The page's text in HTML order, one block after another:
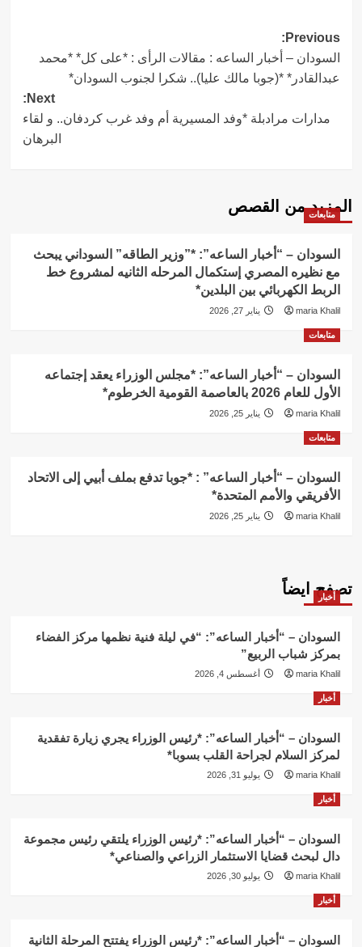
Post
navigation
Previous:
السودان – أخبار الساعه : مقالات الرأى : *على كل* *محمد
عبدالقادر* *(جوبا مالك عليا).. شكرا لجنوب السودان*
Next:
مدارات مرادبلة *وفد المسيرية أم وفد غرب كردفان.. و لقاء
البرهان
المزيد من القصص
متابعات
السودان – “أخبار الساعه”: *”وزير الطاقه” السوداني يبحث
مع نظيره المصري إستكمال المرحله الثانيه لمشروع خط
الربط الكهربائي بين البلدين*
maria Khalil يناير 27, 2026
متابعات
السودان – “أخبار الساعه”: *مجلس الوزراء يعقد إجتماعه
الأول للعام 2026 بالعاصمة القومية الخرطوم*
maria Khalil يناير 25, 2026
متابعات
السودان – “أخبار الساعه” : *جوبا تدفع بملف أبيي إلى الاتحاد
الأفريقي والأمم المتحدة*
maria Khalil يناير 25, 2026
تصفح ايضاً
أخبار
السودان – “أخبار الساعه”: “في ليلة فنية نظمها مركز الفضاء
بمركز شباب الربيع”
maria Khalil أغسطس 4, 2026
أخبار
السودان – “أخبار الساعه”: *رئيس الوزراء يجري زيارة تفقدية
لمركز السلام لجراحة القلب بسوبا*
maria Khalil يوليو 31, 2026
أخبار
السودان – “أخبار الساعه”: *رئيس الوزراء يلتقي رئيس مجموعة
دال لبحث قضايا الاستثمار الزراعي والصناعي*
maria Khalil يوليو 30, 2026
أخبار
السودان – “أخبار الساعه”: *رئيس الوزراء يفتتح المرحلة الثانية